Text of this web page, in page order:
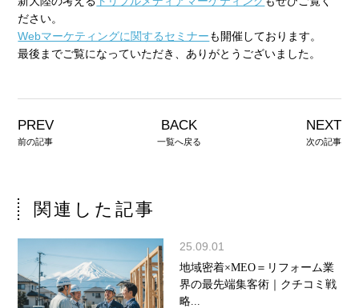
ださい。
Webマーケティングに関するセミナーも開催しております。
最後までご覧になっていただき、ありがとうございました。
PREV
前の記事
BACK
一覧へ戻る
NEXT
次の記事
関連した記事
25.09.01
地域密着×MEO＝リフォーム業
界の最先端集客術｜クチコミ戦
略...